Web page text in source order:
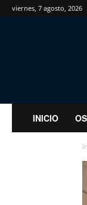
viernes, 7 agosto, 2026
INICIO